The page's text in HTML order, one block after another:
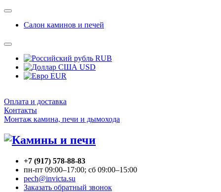
Салон каминов и печей
RUB
USD
EUR
Оплата и доставка
Контакты
Монтаж камина, печи и дымохода
+7 (917) 578-88-83
пн-пт 09:00–17:00; сб 09:00–15:00
pech@invicta.su
Заказать обратный звонок